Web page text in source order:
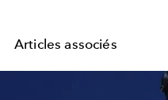
Articles associés